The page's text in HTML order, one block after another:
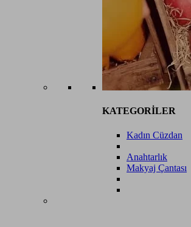
KATEGORİLER
Kadın Cüzdan
Anahtarlık
Makyaj Çantası